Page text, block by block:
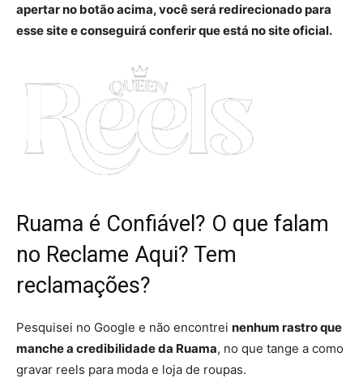
apertar no botão acima, você será redirecionado para
esse site e conseguirá conferir que está no site oficial.
Ruama é Confiável? O que falam
no Reclame Aqui? Tem
reclamações?
Pesquisei no Google e não encontrei nenhum rastro que
manche a credibilidade da Ruama, no que tange a como
gravar reels para moda e loja de roupas.